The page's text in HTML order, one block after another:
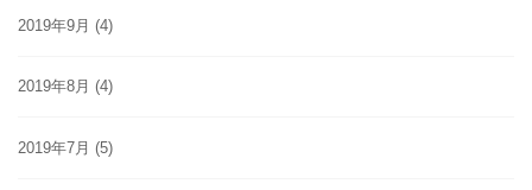
2019年9月 (4)
2019年8月 (4)
2019年7月 (5)